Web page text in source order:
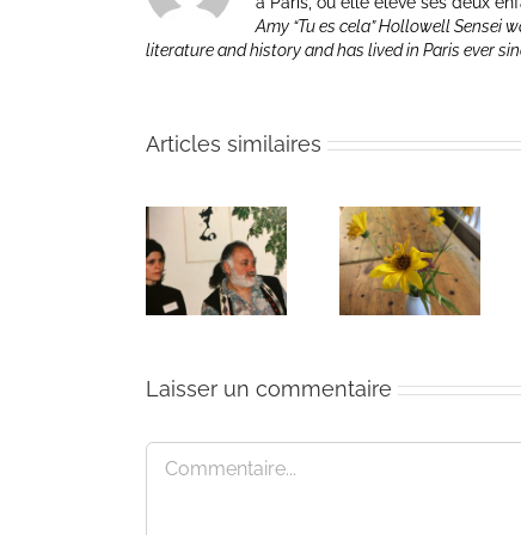
Amy “Tu es cela” Hollowell Sensei
literature and history and has lived in Paris ever
Articles similaires
Un bouquet
d’écriture et
méditation
I Can’t Do It
Without You
Laisser un commentaire
Commentaire